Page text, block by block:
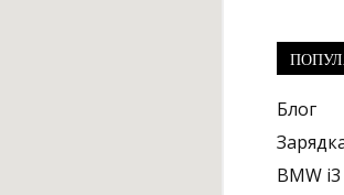
Блог
BMW i3